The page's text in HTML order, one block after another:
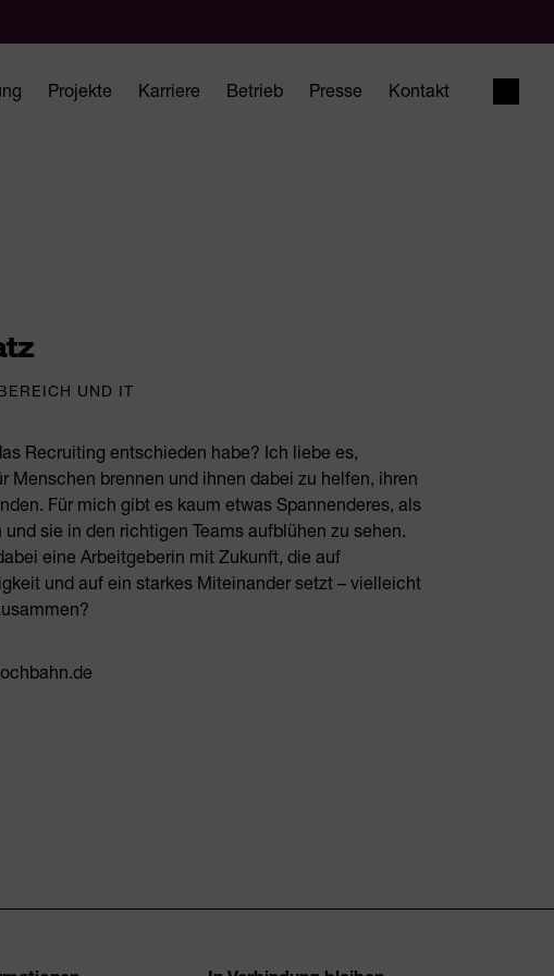
Projekte Karriere Betrieb Presse Kontakt
UND IT
Recruiting entschieden habe? Ich liebe es,
Menschen brennen und ihnen dabei zu helfen, ihren
Für mich gibt es kaum etwas Spannenderes, als
sie in den richtigen Teams aufblühen zu sehen.
eine Arbeitgeberin mit Zukunft, die auf
und auf ein starkes Miteinander setzt – vielleicht